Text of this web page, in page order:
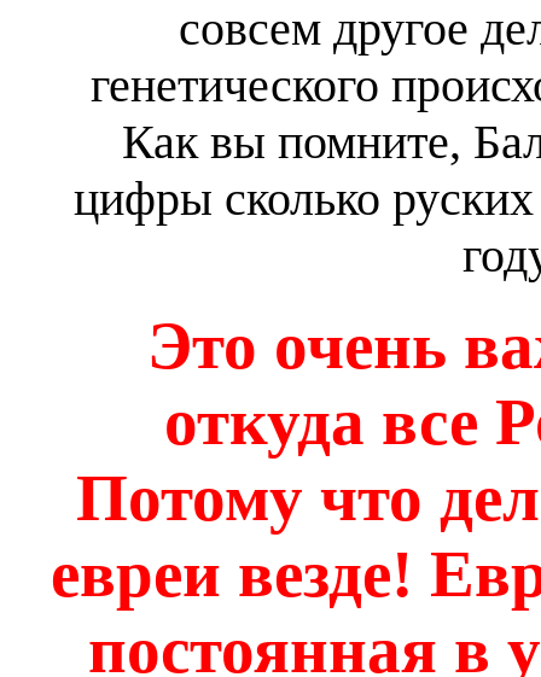
совсем другое
генетического
Как вы помните,
цифры сколько
Это очень
откуда все
Потому что
евреи везде!
постоянная в